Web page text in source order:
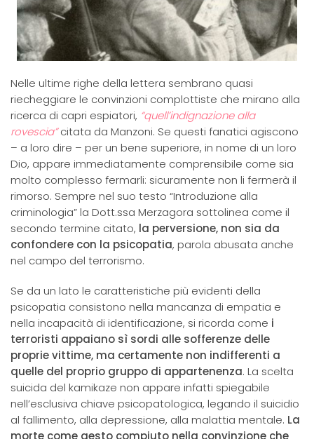
Nelle ultime righe della lettera sembrano quasi
riecheggiare le convinzioni complottiste che mirano alla
ricerca di capri espiatori, “quell’indignazione alla
rovescia”citata da Manzoni. Se questi fanatici agiscono
– a loro dire – per un bene superiore, in nome di un loro
Dio, appare immediatamente comprensibile come sia
molto complesso fermarli: sicuramente non li fermerà il
rimorso. Sempre nel suo testo “Introduzione alla
criminologia” la Dott.ssa Merzagora sottolinea come il
secondo termine citato, la perversione, non sia da
confondere con la psicopatia, parola abusata anche
nel campo del terrorismo.
Se da un lato le caratteristiche più evidenti della
psicopatia consistono nella mancanza di empatia e
nella incapacità di identificazione, si ricorda come i
terroristi appaiano sì sordi alle sofferenze delle
proprie vittime, ma certamente non indifferenti a
quelle del proprio gruppo di appartenenza. La scelta
suicida del kamikaze non appare infatti spiegabile
nell’esclusiva chiave psicopatologica, legando il suicidio
al fallimento, alla depressione, alla malattia mentale. La
morte come gesto compiuto nella convinzione che